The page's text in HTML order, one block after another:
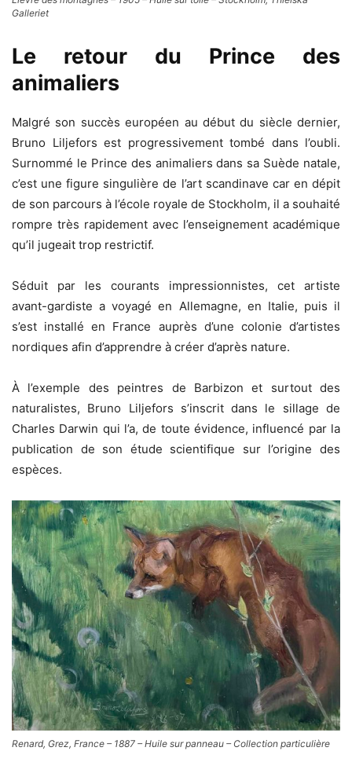
Galleriet
Le retour du Prince des
animaliers
Malgré son succès européen au début du siècle dernier,
Bruno Liljefors est progressivement tombé dans l’oubli.
Surnommé le Prince des animaliers dans sa Suède natale,
c’est une figure singulière de l’art scandinave car en dépit
de son parcours à l’école royale de Stockholm, il a souhaité
rompre très rapidement avec l’enseignement académique
qu’il jugeait trop restrictif.
Séduit par les courants impressionnistes, cet artiste
avant-gardiste a voyagé en Allemagne, en Italie, puis il
s’est installé en France auprès d’une colonie d’artistes
nordiques afin d’apprendre à créer d’après nature.
À l’exemple des peintres de Barbizon et surtout des
naturalistes, Bruno Liljefors s’inscrit dans le sillage de
Charles Darwin qui l’a, de toute évidence, influencé par la
publication de son étude scientifique sur l’origine des
espèces.
Renard, Grez, France – 1887 – Huile sur panneau – Collection particulière